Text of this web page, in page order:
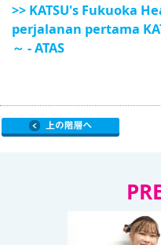
>> KATSU's Fukuoka
perjalanan pertama
～ - ATAS